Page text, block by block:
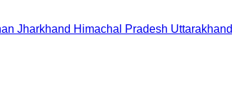
Jharkhand Himachal Pradesh Uttarakhand